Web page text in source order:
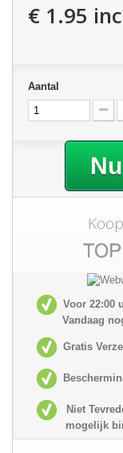
€ 1.95
Aantal
Voor 22:00
Vandaag nog
Gratis
Niet
mogelijk